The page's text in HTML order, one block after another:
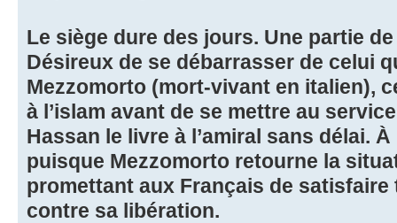
Le siège dure des jours. Une partie
Désireux de se débarrasser de celui
Mezzomorto (mort-vivant en italien),
à l’islam avant de se mettre au
Hassan le livre à l’amiral sans délai.
puisque Mezzomorto retourne la
promettant aux Français de
contre sa libération.